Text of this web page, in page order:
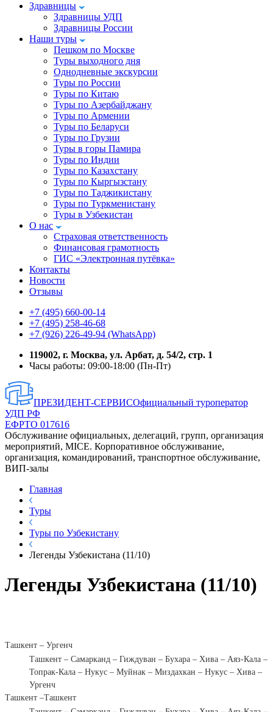
Здравницы
Здравницы УДП
Здравницы России
Наши туры
Пешком по Москве
Туры выходного дня
Однодневные экскурсии
Туры по России
Туры по Китаю
Туры по Азербайджану
Туры по Армении
Туры по Беларуси
Туры по Грузии
Туры в горы Памира
Туры по Индии
Туры по Казахстану
Туры по Кыргызстану
Туры по Таджикистану
Туры по Туркменистану
Туры в Узбекистан
О нас
Страховая ответственность
Финансовая грамотность
ГИС «Электронная путёвка»
Контакты
Новости
Отзывы
+7 (495) 660-00-14
+7 (495) 258-46-68
+7 (926) 226-49-94 (WhatsApp)
119002, г. Москва, ул. Арбат, д. 54/2, стр. 1
Часы работы: 09:00-18:00 (Пн-Пт)
ПРЕЗИДЕНТ-СЕРВИСОфициальный туроператор
УДП РФ
ЕФРТО 017616
Обслуживание официальных, делегаций, групп, организация
мероприятий, MICE. Корпоративное обслуживание,
организация, командирований, транспортное обслуживание,
ВИП-залы
Главная
Туры
Туры по Узбекистану
Легенды Узбекистана (11/10)
Легенды Узбекистана (11/10)
Ташкент – Ургенч
Ташкент – Самарканд – Гиждуван – Бухара – Хива – Аяз-Кала –
Топрак-Кала – Нукус – Муйнак – Миздахкан – Нукус – Хива –
Ургенч
Ташкент –Ташкент